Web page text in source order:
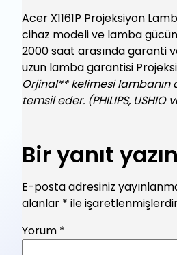
Acer X1161P Projeksiyon
cihaz modeli ve lamba
2000 saat arasında garanti
uzun lamba garantisi
Orjinal** kelimesi lambanın
temsil eder. (PHILIPS, USHIO
Bir yanıt yazın
E-posta adresiniz
alanlar * ile
Yorum *